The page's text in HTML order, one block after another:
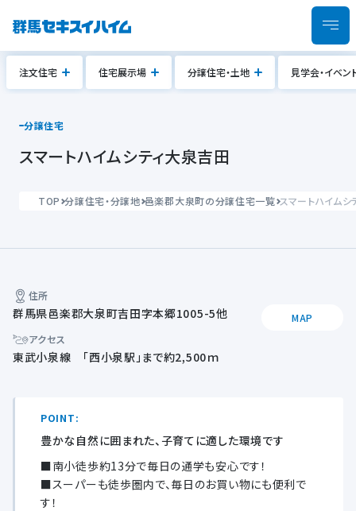
注文住宅 住宅展示場 分譲住宅・土地 見学会・イベン
分譲住宅
スマートハイムシティ大泉吉田
TOP 分譲住宅・分譲地 邑楽郡大泉町の分譲住宅一覧 スマートハイムシ
住所
群馬県邑楽郡大泉町吉田字本郷1005-5他
MAP
アクセス
東武小泉線 「西小泉駅」まで約2,500ｍ
POINT:
豊かな自然に囲まれた、子育てに適した環境です
■南小徒歩約13分で毎日の通学も安心です！
■スーパーも徒歩圏内で、毎日のお買い物にも便利で
す！